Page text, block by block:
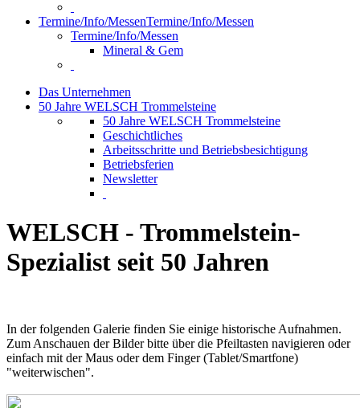
Termine/Info/MessenTermine/Info/Messen
Termine/Info/Messen
Mineral & Gem
Das Unternehmen
50 Jahre WELSCH Trommelsteine
50 Jahre WELSCH Trommelsteine
Geschichtliches
Arbeitsschritte und Betriebsbesichtigung
Betriebsferien
Newsletter
WELSCH - Trommelstein-
Spezialist seit 50 Jahren
In der folgenden Galerie finden Sie einige historische Aufnahmen.
Zum Anschauen der Bilder bitte über die Pfeiltasten navigieren oder
einfach mit der Maus oder dem Finger (Tablet/Smartfone)
"weiterwischen".